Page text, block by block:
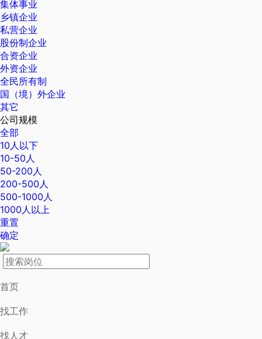
集体事业
乡镇企业
私营企业
股份制企业
合资企业
外资企业
全民所有制
国（境）外企业
其它
公司规模
全部
10人以下
10-50人
50-200人
200-500人
500-1000人
1000人以上
重置
确定
首页
找工作
找人才